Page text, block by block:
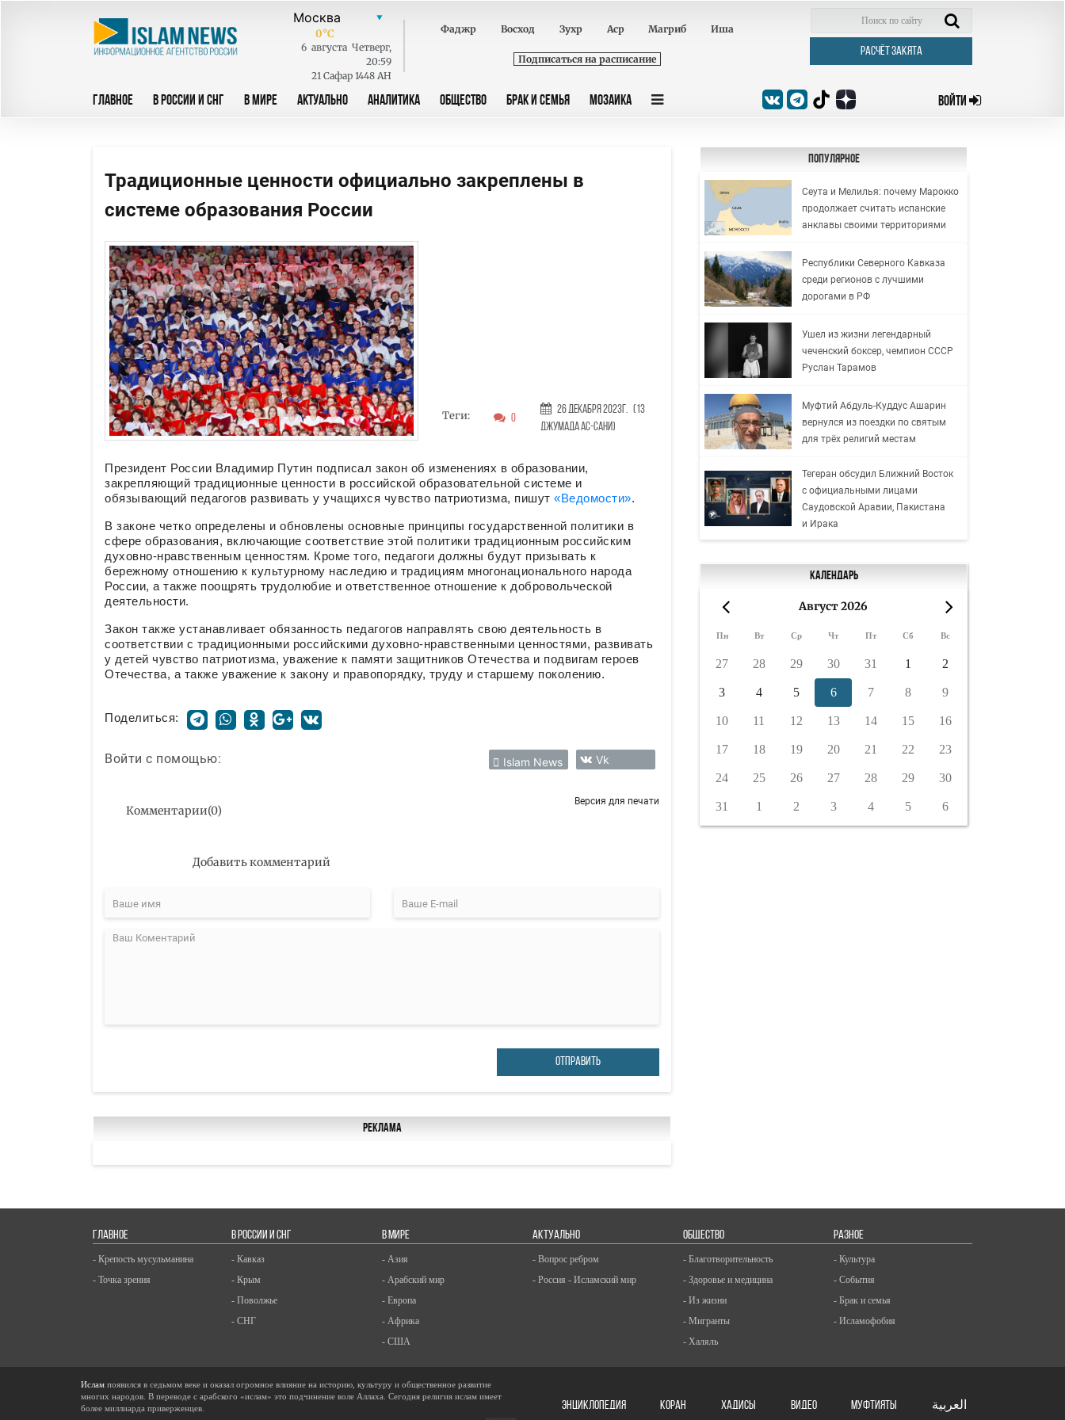
0°C
6 августа Четверг,
20:59
21 Сафар 1448 AH
Фаджр Восход Зухр Аср Магриб Иша
Подписаться на расписание
РАСЧЁТ ЗАКЯТА
ГЛАВНОЕ В РОССИИ И СНГ В МИРЕ АКТУАЛЬНО АНАЛИТИКА ОБЩЕСТВО БРАК И СЕМЬЯ МОЗАИКА ВОЙТИ
Традиционные ценности официально закреплены в
системе образования России
Теги: 0
26 Декабря 2023г. (13
Джумада ас-сани)
Президент России Владимир Путин подписал закон об изменениях в образовании,
закрепляющий традиционные ценности в российской образовательной системе и
обязывающий педагогов развивать у учащихся чувство патриотизма, пишут «Ведомости».
В законе четко определены и обновлены основные принципы государственной политики в
сфере образования, включающие соответствие этой политики традиционным российским
духовно-нравственным ценностям. Кроме того, педагоги должны будут призывать к
бережному отношению к культурному наследию и традициям многонационального народа
России, а также поощрять трудолюбие и ответственное отношение к добровольческой
деятельности.
Закон также устанавливает обязанность педагогов направлять свою деятельность в
соответствии с традиционными российскими духовно-нравственными ценностями, развивать
у детей чувство патриотизма, уважение к памяти защитников Отечества и подвигам героев
Отечества, а также уважение к закону и правопорядку, труду и старшему поколению.
Поделиться:
Войти с помощью: Islam News Vk
Комментарии(0)
Версия для печати
Добавить комментарий
ОТПРАВИТЬ
Реклама
Популярное
Сеута и Мелилья: почему Марокко
продолжает считать испанские
анклавы своими территориями
Республики Северного Кавказа
среди регионов с лучшими
дорогами в РФ
Ушел из жизни легендарный
чеченский боксер, чемпион СССР
Руслан Тарамов
Муфтий Абдуль-Куддус Ашарин
вернулся из поездки по святым
для трёх религий местам
Тегеран обсудил Ближний Восток
с официальными лицами
Саудовской Аравии, Пакистана
и Ирака
Календарь
Август 2026
Пн Вт Ср Чт Пт Сб Вс
27 28 29 30 31 1 2
3 4 5 6 7 8 9
10 11 12 13 14 15 16
17 18 19 20 21 22 23
24 25 26 27 28 29 30
31 1 2 3 4 5 6
ГЛАВНОЕ
- Крепость мусульманина
- Точка зрения
В РОССИИ И СНГ
- Кавказ
- Крым
- Поволжье
- СНГ
В МИРЕ
- Азия
- Арабский мир
- Европа
- Африка
- США
АКТУАЛЬНО
- Вопрос ребром
- Россия - Исламский мир
ОБЩЕСТВО
- Благотворительность
- Здоровье и медицина
- Из жизни
- Мигранты
- Халяль
РАЗНОЕ
- Культура
- События
- Брак и семья
- Исламофобия
Ислам появился в седьмом веке и оказал огромное влияние на историю, культуру и общественное развитие
многих народов. В переводе с арабского «ислам» это подчинение воле Аллаха. Сегодня религия ислам имеет
более миллиарда приверженцев.
ЭНЦИКЛОПЕДИЯ КОРАН ХАДИСЫ ВИДЕО Муфтияты العربية